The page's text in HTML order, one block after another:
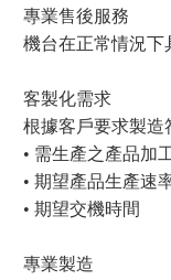
專業售後服務
機台在正常情況下
客製化需求
根據客戶要求製造
• 需生產之產品加
• 期望產品生產速
• 期望交機時間
專業製造